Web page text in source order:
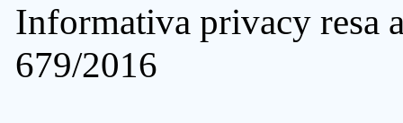
Informativa privacy resa
679/2016